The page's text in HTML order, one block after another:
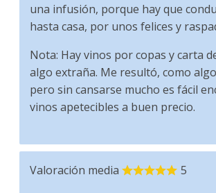
una infusión, porque hay que
hasta casa, por unos felices y
Nota: Hay vinos por copas y carta
algo extraña. Me resultó, como
pero sin cansarse mucho es fácil
vinos apetecibles a buen precio.
Valoración media 5